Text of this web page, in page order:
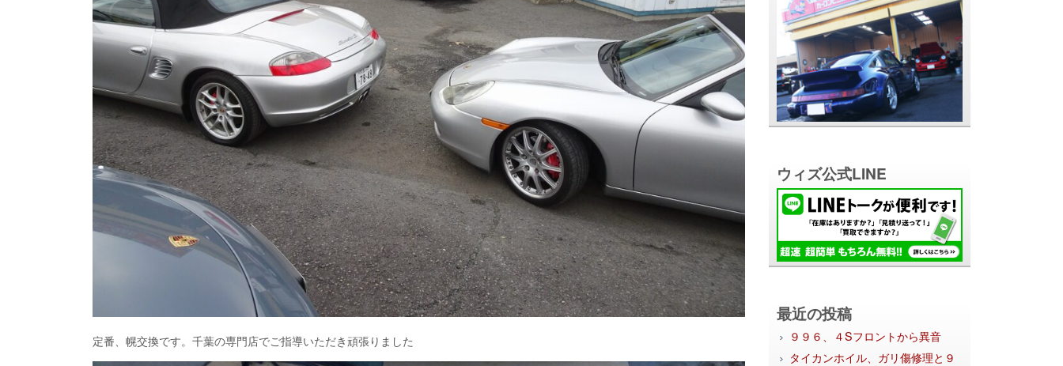
定番、幌交換です。千葉の専門店でご指導いただき頑張りました
ウィズ公式LINE
最近の投稿
９９６、４Sフロントから異音
タイカンホイル、ガリ傷修理と９